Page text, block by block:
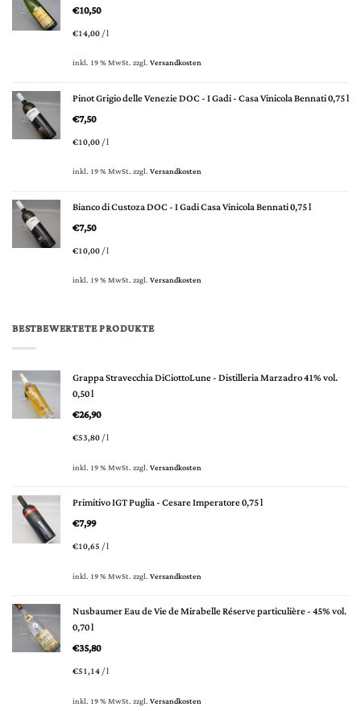
€10,50
€14,00/l
inkl. 19 % MwSt.zzgl.Versandkosten
Pinot Grigio delle Venezie DOC - I Gadi - Casa Vinicola Bennati 0,75 l
€7,50
€10,00/l
inkl. 19 % MwSt.zzgl.Versandkosten
Bianco di Custoza DOC - I Gadi Casa Vinicola Bennati 0,75 l
€7,50
€10,00/l
inkl. 19 % MwSt.zzgl.Versandkosten
BESTBEWERTETE PRODUKTE
Grappa Stravecchia DiCiottoLune - Distilleria Marzadro 41% vol.
0,50 l
€26,90
€53,80/l
inkl. 19 % MwSt.zzgl.Versandkosten
Primitivo IGT Puglia - Cesare Imperatore 0,75 l
€7,99
€10,65/l
inkl. 19 % MwSt.zzgl.Versandkosten
Nusbaumer Eau de Vie de Mirabelle Réserve particulière - 45% vol.
0,70 l
€35,80
€51,14/l
inkl. 19 % MwSt.zzgl.Versandkosten